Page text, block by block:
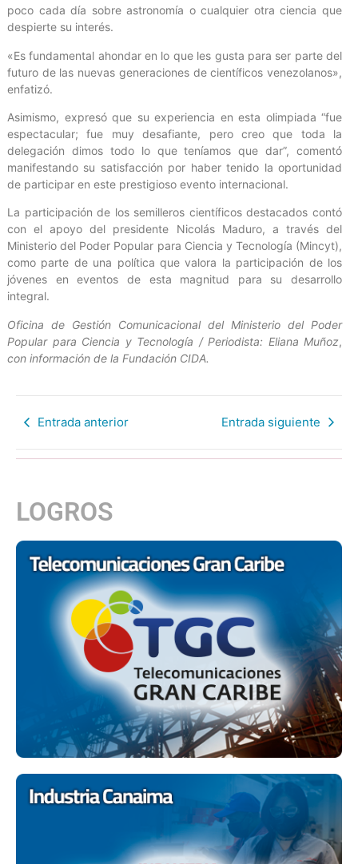
poco cada día sobre astronomía o cualquier otra ciencia que
despierte su interés.
«Es fundamental ahondar en lo que les gusta para ser parte del
futuro de las nuevas generaciones de científicos venezolanos»,
enfatizó.
Asimismo, expresó que su experiencia en esta olimpiada “fue
espectacular; fue muy desafiante, pero creo que toda la
delegación dimos todo lo que teníamos que dar”, comentó
manifestando su satisfacción por haber tenido la oportunidad
de participar en este prestigioso evento internacional.
La participación de los semilleros científicos destacados contó
con el apoyo del presidente Nicolás Maduro, a través del
Ministerio del Poder Popular para Ciencia y Tecnología (Mincyt),
como parte de una política que valora la participación de los
jóvenes en eventos de esta magnitud para su desarrollo
integral.
Oficina de Gestión Comunicacional del Ministerio del Poder
Popular para Ciencia y Tecnología / Periodista: Eliana Muñoz,
con información de la Fundación CIDA.
Entrada anterior Entrada siguiente
LOGROS